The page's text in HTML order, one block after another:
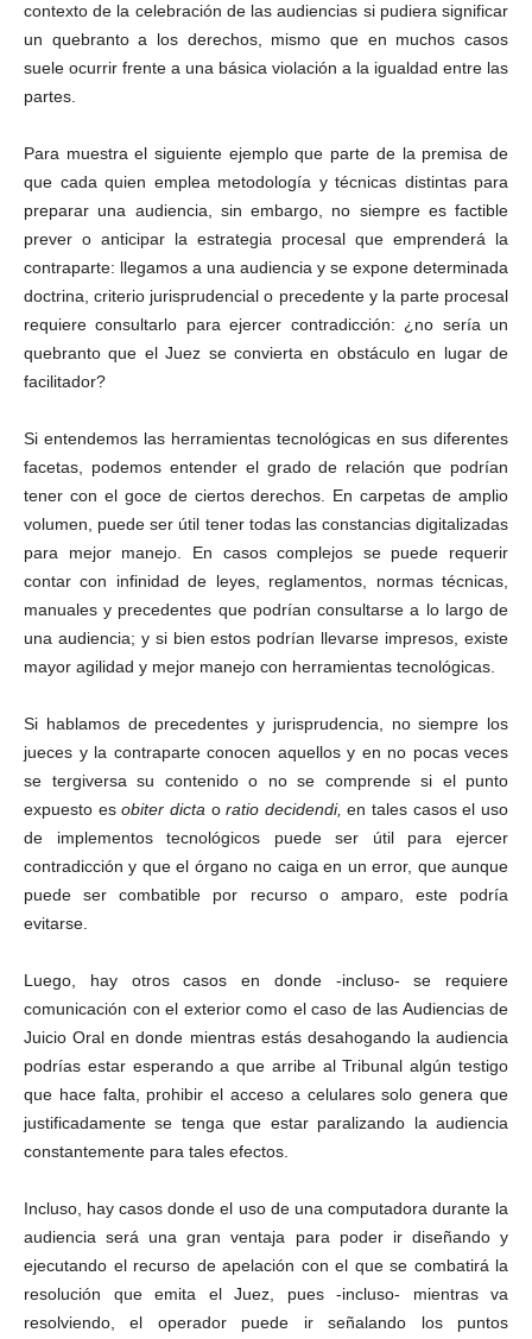
contexto de la celebración de las audiencias si pudiera significar
un quebranto a los derechos, mismo que en muchos casos
suele ocurrir frente a una básica violación a la igualdad entre las
partes.
Para muestra el siguiente ejemplo que parte de la premisa de
que cada quien emplea metodología y técnicas distintas para
preparar una audiencia, sin embargo, no siempre es factible
prever o anticipar la estrategia procesal que emprenderá la
contraparte: llegamos a una audiencia y se expone determinada
doctrina, criterio jurisprudencial o precedente y la parte procesal
requiere consultarlo para ejercer contradicción: ¿no sería un
quebranto que el Juez se convierta en obstáculo en lugar de
facilitador?
Si entendemos las herramientas tecnológicas en sus diferentes
facetas, podemos entender el grado de relación que podrían
tener con el goce de ciertos derechos. En carpetas de amplio
volumen, puede ser útil tener todas las constancias digitalizadas
para mejor manejo. En casos complejos se puede requerir
contar con infinidad de leyes, reglamentos, normas técnicas,
manuales y precedentes que podrían consultarse a lo largo de
una audiencia; y si bien estos podrían llevarse impresos, existe
mayor agilidad y mejor manejo con herramientas tecnológicas.
Si hablamos de precedentes y jurisprudencia, no siempre los
jueces y la contraparte conocen aquellos y en no pocas veces
se tergiversa su contenido o no se comprende si el punto
expuesto esobiter dicta oratio decidendi,en tales casos el uso
de implementos tecnológicos puede ser útil para ejercer
contradicción y que el órgano no caiga en un error, que aunque
puede ser combatible por recurso o amparo, este podría
evitarse.
Luego, hay otros casos en donde -incluso- se requiere
comunicación con el exterior como el caso de las Audiencias de
Juicio Oral en donde mientras estás desahogando la audiencia
podrías estar esperando a que arribe al Tribunal algún testigo
que hace falta, prohibir el acceso a celulares solo genera que
justificadamente se tenga que estar paralizando la audiencia
constantemente para tales efectos.
Incluso, hay casos donde el uso de una computadora durante la
audiencia será una gran ventaja para poder ir diseñando y
ejecutando el recurso de apelación con el que se combatirá la
resolución que emita el Juez, pues -incluso- mientras va
resolviendo, el operador puede ir señalando los puntos